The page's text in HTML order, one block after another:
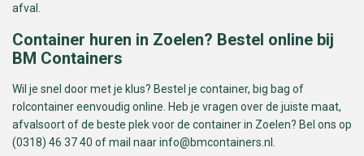
afval.
Container huren in Zoelen? Bestel online bij
BM Containers
Wil je snel door met je klus? Bestel je container, big bag of
rolcontainer eenvoudig online. Heb je vragen over de juiste maat,
afvalsoort of de beste plek voor de container in Zoelen? Bel ons op
(0318) 46 37 40 of mail naarinfo@bmcontainers.nl